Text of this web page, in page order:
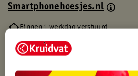
Smartphonehoesjes.nl
Binnen 1 werkdag verstuurd
Gratis thuisbezorgd
Gratis retourneren via verkooppartner.